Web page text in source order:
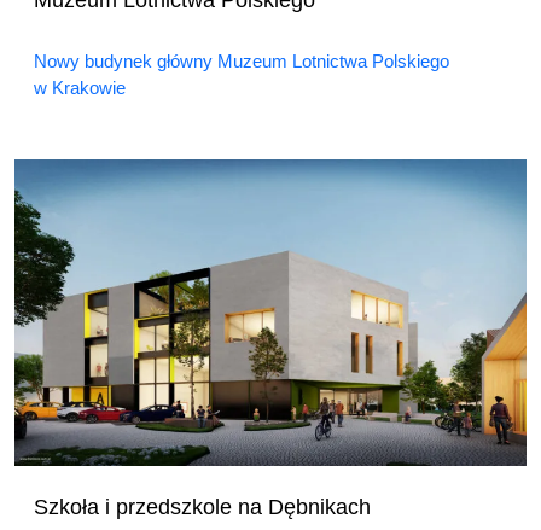
Nowy budynek główny Muzeum Lotnictwa Polskiego
w Krakowie
Szkoła i przedszkole na Dębnikach